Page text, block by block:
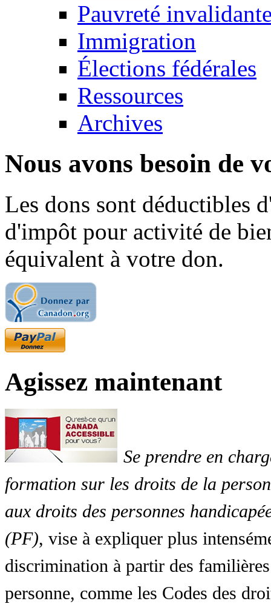
Pauvreté
Immigration
Élections fédérales
Ressources
Archives
Nous avons besoin de
Les dons sont déductibles
d'impôt pour activité de
équivalent à votre don.
Agissez maintenant
Se prendre en
formation sur les droits de la
aux droits des personnes
(PF), vise à expliquer plus
discrimination à partir des
personne, comme les Codes des